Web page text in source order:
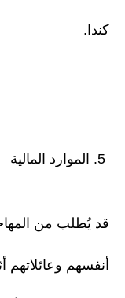
كندا.
قد يُطلب من
أنفسهم وعائلاتهم